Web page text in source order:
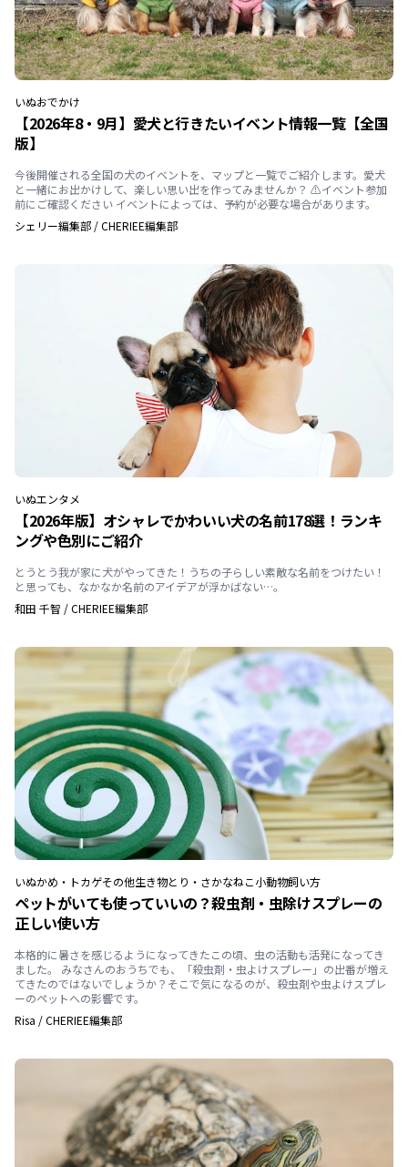
いぬおでかけ
【2026年8・9月】愛犬と行きたいイベント情報一覧【全国
版】
今後開催される全国の犬のイベントを、マップと一覧でご紹介します。愛犬
と一緒にお出かけして、楽しい思い出を作ってみませんか？ ⚠️イベント参加
前にご確認ください イベントによっては、予約が必要な場合があります。
シェリー編集部 /CHERIEE編集部
いぬエンタメ
【2026年版】オシャレでかわいい犬の名前178選！ランキ
ングや色別にご紹介
とうとう我が家に犬がやってきた！うちの子らしい素敵な名前をつけたい！
と思っても、なかなか名前のアイデアが浮かばない…。
和田 千智 /CHERIEE編集部
いぬかめ・トカゲその他生き物とり・さかなねこ小動物飼い方
ペットがいても使っていいの？殺虫剤・虫除けスプレーの
正しい使い方
本格的に暑さを感じるようになってきたこの頃、虫の活動も活発になってき
ました。 みなさんのおうちでも、「殺虫剤・虫よけスプレー」の出番が増え
てきたのではないでしょうか？そこで気になるのが、殺虫剤や虫よけスプレ
ーのペットへの影響です。
Risa /CHERIEE編集部